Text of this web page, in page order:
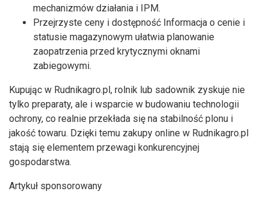
mechanizmów działania i IPM.
Przejrzyste ceny i dostępność Informacja o cenie i
statusie magazynowym ułatwia planowanie
zaopatrzenia przed krytycznymi oknami
zabiegowymi.
Kupując w Rudnikagro.pl, rolnik lub sadownik zyskuje nie
tylko preparaty, ale i wsparcie w budowaniu technologii
ochrony, co realnie przekłada się na stabilność plonu i
jakość towaru. Dzięki temu zakupy online w Rudnikagro.pl
stają się elementem przewagi konkurencyjnej
gospodarstwa.
Artykuł sponsorowany